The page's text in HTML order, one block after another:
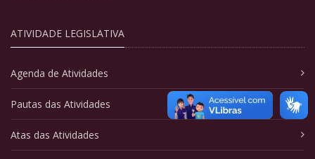
ATIVIDADE LEGISLATIVA
Agenda de Atividades
Pautas das Atividades
Atas das Atividades